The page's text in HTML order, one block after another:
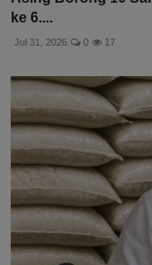
ke 6....
Jul 31, 2026 0 17